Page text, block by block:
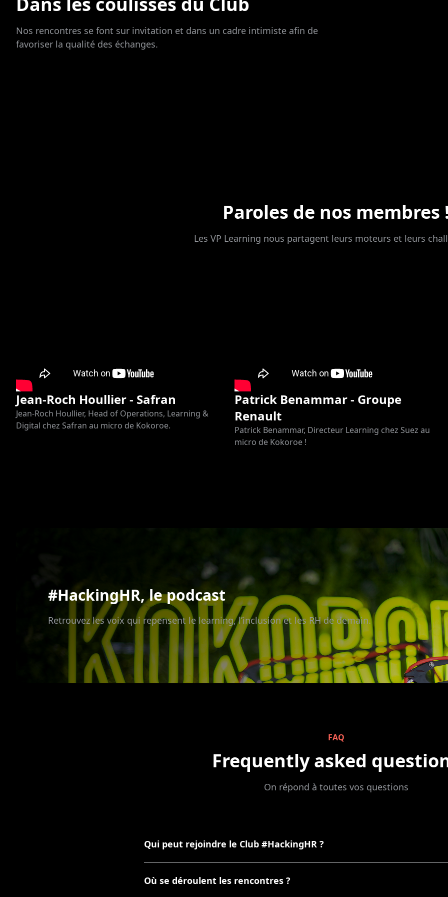
Nos rencontres se font sur invitation et dans un cadre intimiste afin de
favoriser la qualité des échanges.
Paroles de nos membres
Les VP Learning nous partagent leurs moteurs et leurs
Jean-Roch Houllier - Safran
Jean-Roch Houllier, Head of Operations, Learning &
Digital chez Safran au micro de Kokoroe.
Patrick Benammar - Groupe
Renault
Patrick Benammar, Directeur Learning chez Suez au
micro de Kokoroe !
#HackingHR, le podcast
Retrouvez les voix qui repensent le learning, l’inclusion et les RH de demain.
FAQ
Frequently asked
On répond à toutes vos questions
Qui peut rejoindre le Club #HackingHR ?
structurées, souhaitant échanger entre pairs dans un cadre confidentiel.
Où se déroulent les rencontres ?